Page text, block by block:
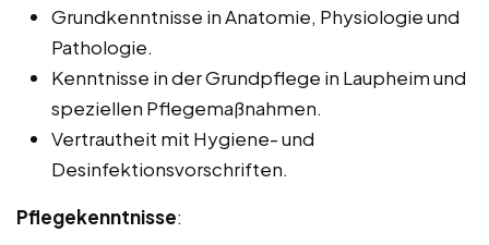
Grundkenntnisse in Anatomie, Physiologie und
Pathologie.
Kenntnisse in der Grundpflege in Laupheim und
speziellen Pflegemaßnahmen.
Vertrautheit mit Hygiene- und
Desinfektionsvorschriften.
Pflegekenntnisse: